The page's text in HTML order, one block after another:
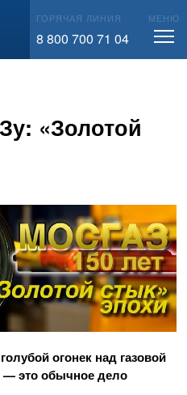
ГОРЯЧАЯ ЛИНИЯ
8 800 700 71 04
МЕНЮ
«Золотой
огонек над газовой
— это обычное дело